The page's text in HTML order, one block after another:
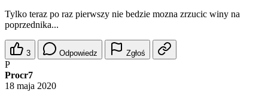
Tylko teraz po raz pierwszy nie bedzie mozna zrzucic winy na
poprzednika...
3 Odpowiedz Zgłoś
P
Procr7
18 maja 2020